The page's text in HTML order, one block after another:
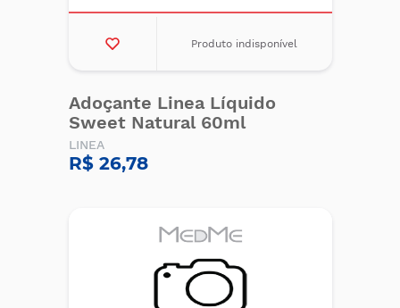
Produto indisponível
Adoçante Linea Líquido
Sweet Natural 60ml
LINEA
R$ 26,78